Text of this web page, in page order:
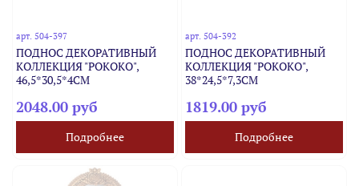
арт.504-397
ПОДНОС ДЕКОРАТИВНЫЙ
КОЛЛЕКЦИЯ "РОКОКО",
46,5*30,5*4CM
2048.00 руб
Подробнее
арт. 504-392
ПОДНОС ДЕКОРАТИВНЫЙ
КОЛЛЕКЦИЯ "РОКОКО",
38*24,5*7,3CM
1819.00 руб
Подробнее